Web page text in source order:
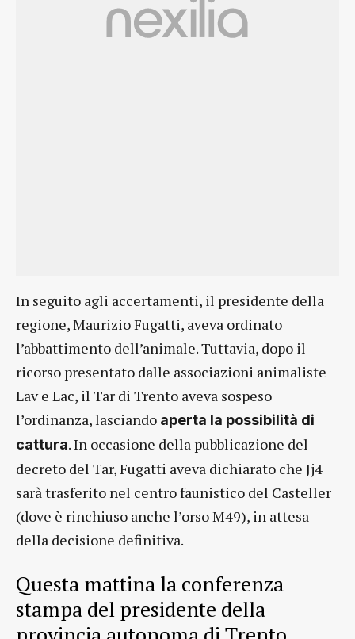
In seguito agli accertamenti, il presidente della
regione, Maurizio Fugatti, aveva ordinato
l’abbattimento dell’animale. Tuttavia, dopo il
ricorso presentato dalle associazioni animaliste
Lav e Lac, il Tar di Trento aveva sospeso
l’ordinanza, lasciando aperta la possibilità di
cattura. In occasione della pubblicazione del
decreto del Tar, Fugatti aveva dichiarato che Jj4
sarà trasferito nel centro faunistico del Casteller
(dove è rinchiuso anche l’orso M49), in attesa
della decisione definitiva.
Questa mattina la conferenza
stampa del presidente della